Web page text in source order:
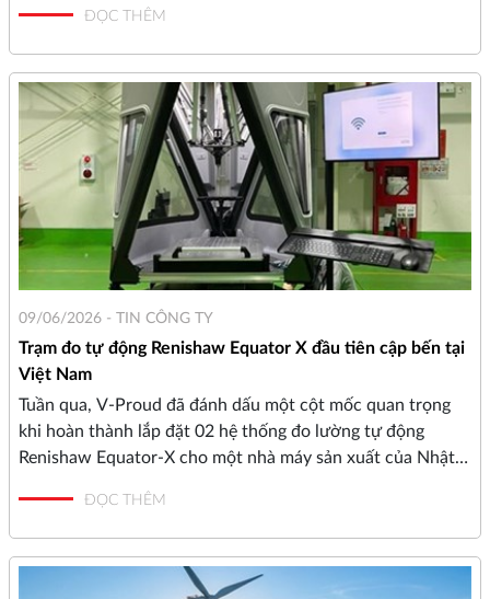
các doanh nghiệp trong nước. Đằng sau khối siêu trường
siêu trọng ấy là sự chính xác tuyệt đối được bảo chứng bởi
các công nghệ đo lường hàng đầu. V-PROUD vô cùng tự
hào khi được đóng vai trò quan trọng trong quá trình đo
kiểm và kiểm chuẩn lắp ráp cho dự án tầm cỡ này.
ĐỌC THÊM
09/06/2026 - TIN CÔNG TY
Trạm đo tự động Renishaw Equator X đầu tiên cập bến tại
Việt Nam
Tuần qua, V-Proud đã đánh dấu một cột mốc quan trọng
khi hoàn thành lắp đặt 02 hệ thống đo lường tự động
Renishaw Equator-X cho một nhà máy sản xuất của Nhật
tại thị trường Việt Nam, mở ra kỷ nguyên mới cho quy
trình kiểm soát chất lượng ngay tại xưởng (Shopfloor
Quality Control).
ĐỌC THÊM